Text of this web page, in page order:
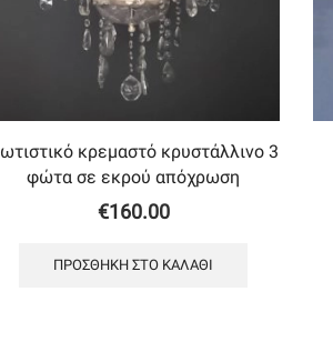
κρεμαστό κρυστάλλινο 3
φώτα σε εκρού απόχρωση
€160.00
ΠΡΟΣΘΉΚΗ ΣΤΟ ΚΑΛΆΘΙ